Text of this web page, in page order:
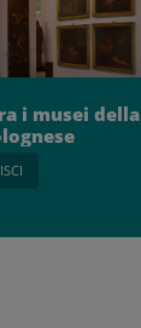
i musei della